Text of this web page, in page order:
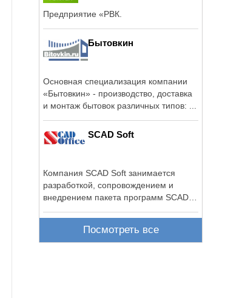
Предприятие «РВК.
Бытовкин
Основная специализация компании
«Бытовкин» - производство, доставка
и монтаж бытовок различных типов: ...
SCAD Soft
Компания SCAD Soft занимается
разработкой, сопровождением и
внедрением пакета программ SCAD
Посмотреть все